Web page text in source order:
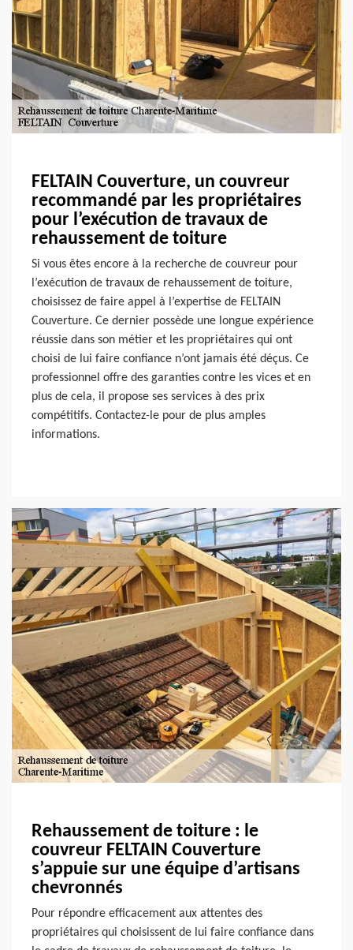
FELTAIN Couverture, un couvreur
recommandé par les propriétaires
pour l’exécution de travaux de
rehaussement de toiture
Si vous êtes encore à la recherche de couvreur pour
l’exécution de travaux de rehaussement de toiture,
choisissez de faire appel à l’expertise de FELTAIN
Couverture. Ce dernier possède une longue expérience
réussie dans son métier et les propriétaires qui ont
choisi de lui faire confiance n’ont jamais été déçus. Ce
professionnel offre des garanties contre les vices et en
plus de cela, il propose ses services à des prix
compétitifs. Contactez-le pour de plus amples
informations.
Rehaussement de toiture : le
couvreur FELTAIN Couverture
s’appuie sur une équipe d’artisans
chevronnés
Pour répondre efficacement aux attentes des
propriétaires qui choisissent de lui faire confiance dans